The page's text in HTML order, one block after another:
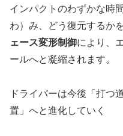
インパクトのわずかな時
わ）み、どう復元するか
ェース変形制御により、
ールへと凝縮されます。
ドライバーは今後「打つ
置」へと進化していく